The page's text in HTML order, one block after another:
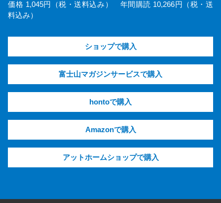
価格 1,045円（税・送料込み） 年間購読 10,266円（税・送
料込み）
ショップで購入
富士山マガジンサービスで購入
hontoで購入
Amazonで購入
アットホームショップで購入